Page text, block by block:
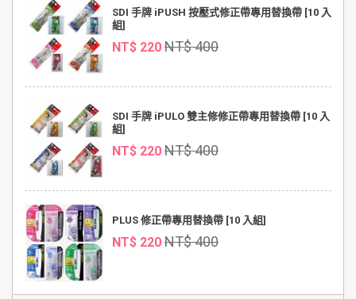
SDI 手牌 iPUSH 按壓式修正帶專用替換帶 [10 入
組]
NT$ 220 NT$ 400
SDI 手牌 iPULO 雙主修修正帶專用替換帶 [10 入
組]
NT$ 220 NT$ 400
PLUS 修正帶專用替換帶 [10 入組]
NT$ 220 NT$ 400